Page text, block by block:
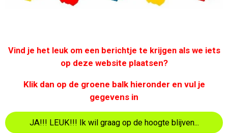
Vind je het leuk om een berichtje te krijgen als we iets
op deze website plaatsen?
Klik dan op de groene balk hieronder en vul je
gegevens in
JA!!! LEUK!!! Ik wil graag op de hoogte blijven...